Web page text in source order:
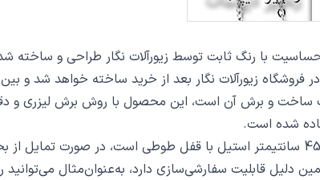
از خرید ساخته خواهد شد و بین 7 تا 15 روز به دست مشتریان گرامی خواهد رسید.
شده است.
قابلیت سفارشی‌سازی دارد، به‌عنوان‌مثال می‌توانید